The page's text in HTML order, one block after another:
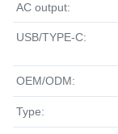
AC output:
USB/TYPE-C:
OEM/ODM:
Type: